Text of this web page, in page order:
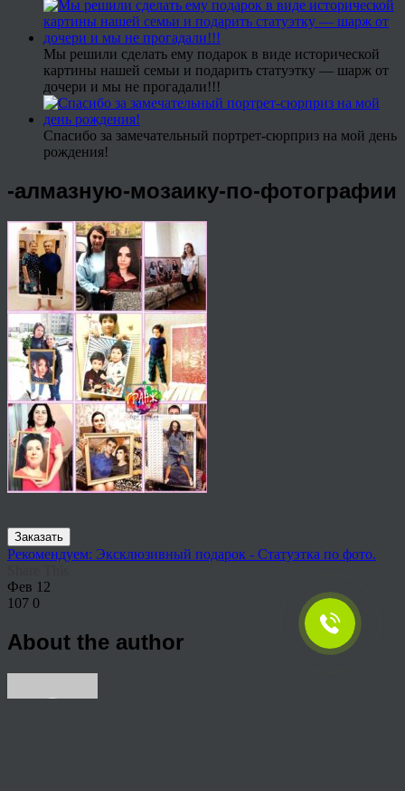
Мы решили сделать ему подарок в виде исторической
картины нашей семьи и подарить статуэтку — шарж от
дочери и мы не прогадали!!!
Спасибо за замечательный портрет-сюрприз на мой день
рождения!
-алмазную-мозаику-по-фотографии
Заказать
Рекомендуем: Эксклюзивный подарок - Статуэтка по фото.
Фев 12
107 0
About the author